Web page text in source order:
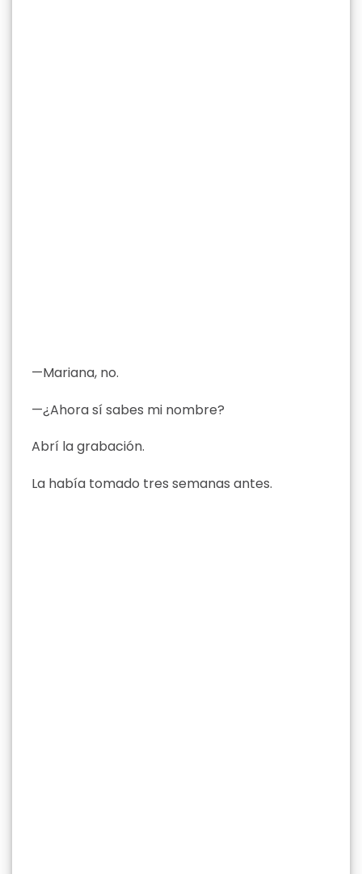
—Mariana, no.
—¿Ahora sí sabes mi nombre?
Abrí la grabación.
La había tomado tres semanas antes.